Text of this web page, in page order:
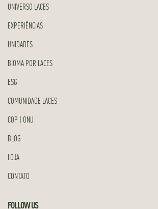
UNIVERSO LACES
EXPERIÊNCIAS
UNIDADES
BIOMA POR LACES
ESG
COMUNIDADE LACES
COP | ONU
BLOG
LOJA
CONTATO
FOLLOW US